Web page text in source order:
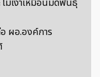
ม่เงาเหมือนมดพันธุ์
ผอ.องค์การ